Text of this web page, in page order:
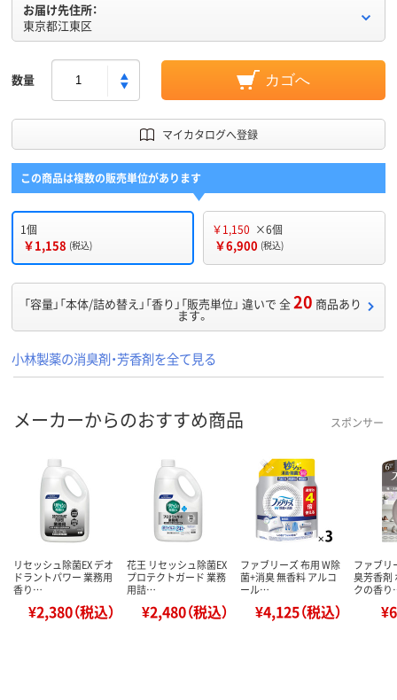
お届け先住所：
東京都江東区
数量 カゴへ
マイカタログへ登録
この商品は複数の販売単位があります
1個
￥1,158 (税込)
￥1,150 ×6個
￥6,900 (税込)
「容量」「本体/詰め替え」「香り」「販売単位」 違いで 全20 商品あり
ます。
小林製薬の消臭剤・芳香剤を全て見る
メーカーからのおすすめ商品 スポンサー
リセッシュ除菌EX デオ
ドラントパワー 業務用
香り…
¥2,380（税込）
花王 リセッシュ除菌EX
プロテクトガード 業務
用詰…
¥2,480（税込）
ファブリーズ 布用 W除
菌+消臭 無香料 アルコ
ール…
¥4,125（税込）
ファブリ
臭芳香剤
クの香